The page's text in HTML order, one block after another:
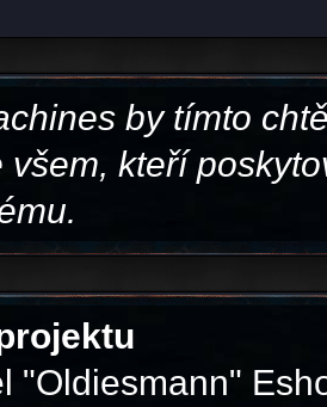
by tímto
všem, kteří
"Oldiesmann"